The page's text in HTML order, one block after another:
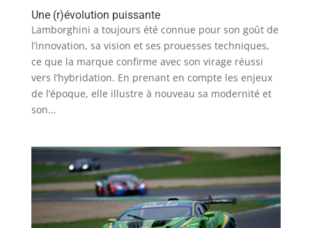
Une (r)évolution puissante
Lamborghini a toujours été connue pour son goût de
l’innovation, sa vision et ses prouesses techniques,
ce que la marque confirme avec son virage réussi
vers l’hybridation. En prenant en compte les enjeux
de l’époque, elle illustre à nouveau sa modernité et
son...